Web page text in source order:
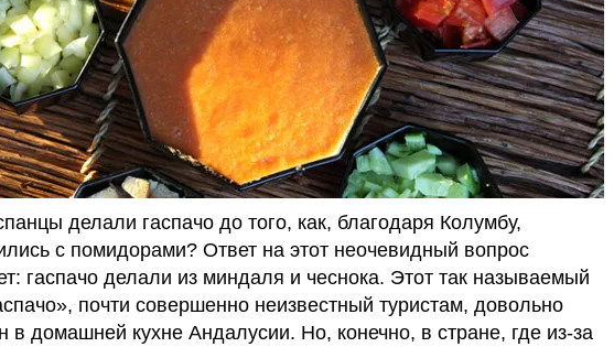
делали гаспачо до того, как, благодаря Колумбу,
с помидорами? Ответ на этот неочевидный вопрос
гаспачо делали из миндаля и чеснока. Этот так называемый
почти совершенно неизвестный туристам, довольно
в домашней кухне Андалусии. Но, конечно, в стране, где из-за